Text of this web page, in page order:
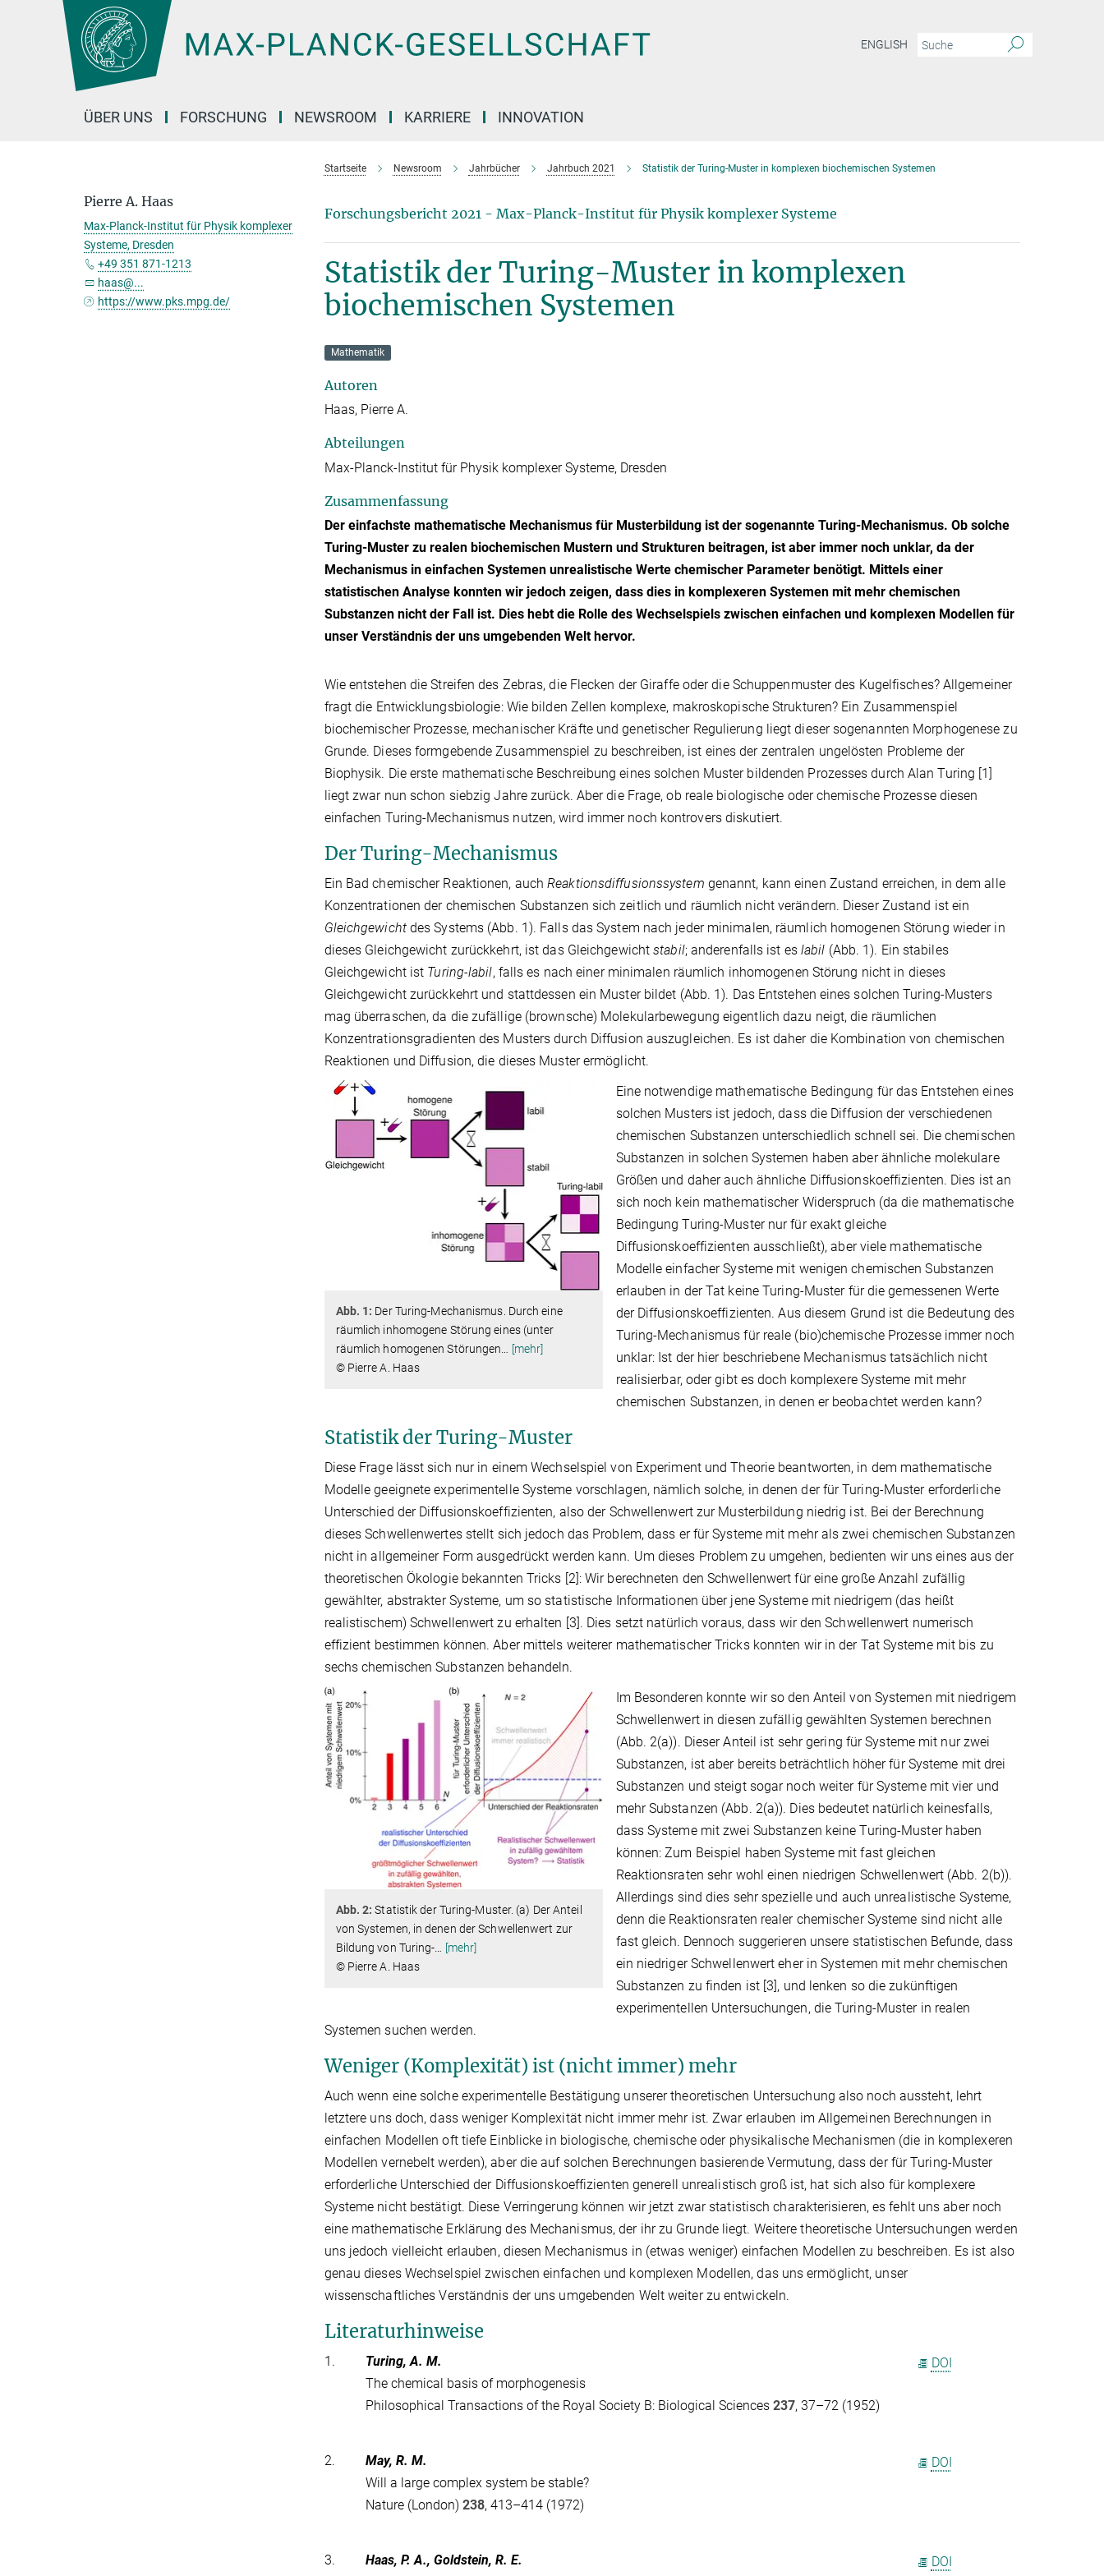
Hauptinhalt
ENGLISH
ÜBER UNS FORSCHUNG NEWSROOM KARRIERE INNOVATION
Startseite Newsroom Jahrbücher Jahrbuch 2021 Statistik der Turing-Muster in komplexen biochemischen Systemen
Forschungsbericht 2021 - Max-Planck-Institut für Physik komplexer Systeme
Statistik der Turing-Muster in komplexen
biochemischen Systemen
Mathematik
Autoren
Haas, Pierre A.
Abteilungen
Max-Planck-Institut für Physik komplexer Systeme, Dresden
Zusammenfassung
Der einfachste mathematische Mechanismus für Musterbildung ist der sogenannte Turing-Mechanismus. Ob solche
Turing-Muster zu realen biochemischen Mustern und Strukturen beitragen, ist aber immer noch unklar, da der
Mechanismus in einfachen Systemen unrealistische Werte chemischer Parameter benötigt. Mittels einer
statistischen Analyse konnten wir jedoch zeigen, dass dies in komplexeren Systemen mit mehr chemischen
Substanzen nicht der Fall ist. Dies hebt die Rolle des Wechselspiels zwischen einfachen und komplexen Modellen für
unser Verständnis der uns umgebenden Welt hervor.
Wie entstehen die Streifen des Zebras, die Flecken der Giraffe oder die Schuppenmuster des Kugelfisches? Allgemeiner
fragt die Entwicklungsbiologie: Wie bilden Zellen komplexe, makroskopische Strukturen? Ein Zusammenspiel
biochemischer Prozesse, mechanischer Kräfte und genetischer Regulierung liegt dieser sogenannten Morphogenese zu
Grunde. Dieses formgebende Zusammenspiel zu beschreiben, ist eines der zentralen ungelösten Probleme der
Biophysik. Die erste mathematische Beschreibung eines solchen Muster bildenden Prozesses durch Alan Turing [1]
liegt zwar nun schon siebzig Jahre zurück. Aber die Frage, ob reale biologische oder chemische Prozesse diesen
einfachen Turing-Mechanismus nutzen, wird immer noch kontrovers diskutiert.
Der Turing-Mechanismus
Ein Bad chemischer Reaktionen, auchReaktionsdiffusionssystem genannt, kann einen Zustand erreichen, in dem alle
Konzentrationen der chemischen Substanzen sich zeitlich und räumlich nicht verändern. Dieser Zustand ist ein
Gleichgewicht des Systems (Abb. 1). Falls das System nach jeder minimalen, räumlich homogenen Störung wieder in
dieses Gleichgewicht zurückkehrt, ist das Gleichgewichtstabil; anderenfalls ist es labil (Abb. 1). Ein stabiles
Gleichgewicht ist Turing-labil, falls es nach einer minimalen räumlich inhomogenen Störung nicht in dieses
Gleichgewicht zurückkehrt und stattdessen ein Muster bildet (Abb. 1). Das Entstehen eines solchen Turing-Musters
mag überraschen, da die zufällige (brownsche) Molekularbewegung eigentlich dazu neigt, die räumlichen
Konzentrationsgradienten des Musters durch Diffusion auszugleichen. Es ist daher die Kombination von chemischen
Reaktionen und Diffusion, die dieses Muster ermöglicht.
Abb. 1: Der Turing-Mechanismus. Durch eine
räumlich inhomogene Störung eines (unter
räumlich homogenen Störungen
[mehr]
© Pierre A. Haas
Eine notwendige mathematische Bedingung für das Entstehen eines
solchen Musters ist jedoch, dass die Diffusion der verschiedenen
chemischen Substanzen unterschiedlich schnell sei. Die chemischen
Substanzen in solchen Systemen haben aber ähnliche molekulare
Größen und daher auch ähnliche Diffusionskoeffizienten. Dies ist an
sich noch kein mathematischer Widerspruch (da die mathematische
Bedingung Turing-Muster nur für exakt gleiche
Diffusionskoeffizienten ausschließt), aber viele mathematische
Modelle einfacher Systeme mit wenigen chemischen Substanzen
erlauben in der Tat keine Turing-Muster für die gemessenen Werte
der Diffusionskoeffizienten. Aus diesem Grund ist die Bedeutung des
Turing-Mechanismus für reale (bio)chemische Prozesse immer noch
unklar: Ist der hier beschriebene Mechanismus tatsächlich nicht
realisierbar, oder gibt es doch komplexere Systeme mit mehr
chemischen Substanzen, in denen er beobachtet werden kann?
Statistik der Turing-Muster
Diese Frage lässt sich nur in einem Wechselspiel von Experiment und Theorie beantworten, in dem mathematische
Modelle geeignete experimentelle Systeme vorschlagen, nämlich solche, in denen der für Turing-Muster erforderliche
Unterschied der Diffusionskoeffizienten, also der Schwellenwert zur Musterbildung niedrig ist. Bei der Berechnung
dieses Schwellenwertes stellt sich jedoch das Problem, dass er für Systeme mit mehr als zwei chemischen Substanzen
nicht in allgemeiner Form ausgedrückt werden kann. Um dieses Problem zu umgehen, bedienten wir uns eines aus der
theoretischen Ökologie bekannten Tricks [2]: Wir berechneten den Schwellenwert für eine große Anzahl zufällig
gewählter, abstrakter Systeme, um so statistische Informationen über jene Systeme mit niedrigem (das heißt
realistischem) Schwellenwert zu erhalten [3]. Dies setzt natürlich voraus, dass wir den Schwellenwert numerisch
effizient bestimmen können. Aber mittels weiterer mathematischer Tricks konnten wir in der Tat Systeme mit bis zu
sechs chemischen Substanzen behandeln.
Abb. 2: Statistik der Turing-Muster. (a) Der Anteil
von Systemen, in denen der Schwellenwert zur
Bildung von Turing-
[mehr]
© Pierre A. Haas
Im Besonderen konnte wir so den Anteil von Systemen mit niedrigem
Schwellenwert in diesen zufällig gewählten Systemen berechnen
(Abb. 2(a)). Dieser Anteil ist sehr gering für Systeme mit nur zwei
Substanzen, ist aber bereits beträchtlich höher für Systeme mit drei
Substanzen und steigt sogar noch weiter für Systeme mit vier und
mehr Substanzen (Abb. 2(a)). Dies bedeutet natürlich keinesfalls,
dass Systeme mit zwei Substanzen keine Turing-Muster haben
können: Zum Beispiel haben Systeme mit fast gleichen
Reaktionsraten sehr wohl einen niedrigen Schwellenwert (Abb. 2(b)).
Allerdings sind dies sehr spezielle und auch unrealistische Systeme,
denn die Reaktionsraten realer chemischer Systeme sind nicht alle
fast gleich. Dennoch suggerieren unsere statistischen Befunde, dass
ein niedriger Schwellenwert eher in Systemen mit mehr chemischen
Substanzen zu finden ist [3], und lenken so die zukünftigen
experimentellen Untersuchungen, die Turing-Muster in realen
Systemen suchen werden.
Weniger (Komplexität) ist (nicht immer) mehr
Auch wenn eine solche experimentelle Bestätigung unserer theoretischen Untersuchung also noch aussteht, lehrt
letztere uns doch, dass weniger Komplexität nicht immer mehr ist. Zwar erlauben im Allgemeinen Berechnungen in
einfachen Modellen oft tiefe Einblicke in biologische, chemische oder physikalische Mechanismen (die in komplexeren
Modellen vernebelt werden), aber die auf solchen Berechnungen basierende Vermutung, dass der für Turing-Muster
erforderliche Unterschied der Diffusionskoeffizienten generell unrealistisch groß ist, hat sich also für komplexere
Systeme nicht bestätigt. Diese Verringerung können wir jetzt zwar statistisch charakterisieren, es fehlt uns aber noch
eine mathematische Erklärung des Mechanismus, der ihr zu Grunde liegt. Weitere theoretische Untersuchungen werden
uns jedoch vielleicht erlauben, diesen Mechanismus in (etwas weniger) einfachen Modellen zu beschreiben. Es ist also
genau dieses Wechselspiel zwischen einfachen und komplexen Modellen, das uns ermöglicht, unser
wissenschaftliches Verständnis der uns umgebenden Welt weiter zu entwickeln.
Literaturhinweise
1.
Turing, A. M.
The chemical basis of morphogenesis
Philosophical Transactions of the Royal Society B: Biological Sciences237, 37–72 (1952)
DOI
2.
May, R. M.
Will a large complex system be stable?
Nature (London)238, 413–414 (1972)
DOI
3.
Haas, P. A., Goldstein, R. E.
DOI
Pierre A. Haas
Max-Planck-Institut für Physik komplexer
Systeme, Dresden
+49 351 871-1213
haas@...
https://www.pks.mpg.de/